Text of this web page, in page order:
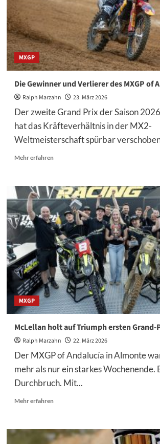
MXGP
Die Gewinner und Verlierer des MXGP of
Ralph Marzahn 23. März 2026
Der zweite Grand Prix der Saison
hat das Kräfteverhältnis in der MX2-
Weltmeisterschaft spürbar
Mehr erfahrenMehr
Die
Gewinner
und
Verlierer
des
MXGP
of
Andalucia
2026
MXGP
McLellan holt auf Triumph ersten Grand-
Ralph Marzahn 22. März 2026
Der MXGP of Andalucía in Almonte
mehr als nur ein starkes Wochenende.
Durchbruch. Mit...
Mehr erfahrenMehr
McLellan
holt